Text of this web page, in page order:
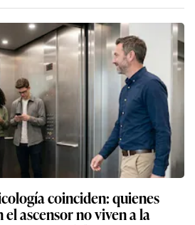
coinciden: quienes
ascensor no viven a la